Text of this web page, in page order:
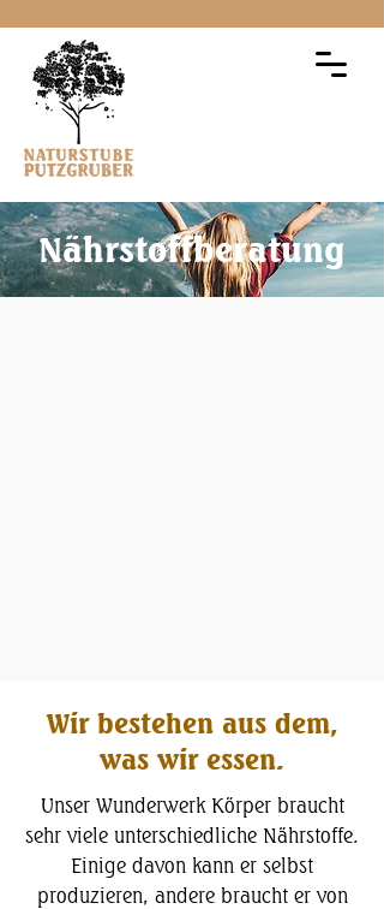
Nährstoffberatung
Wir bestehen aus dem,
was wir essen.
Unser Wunderwerk Körper braucht
sehr viele unterschiedliche Nährstoffe.
Einige davon kann er selbst
produzieren, andere braucht er von